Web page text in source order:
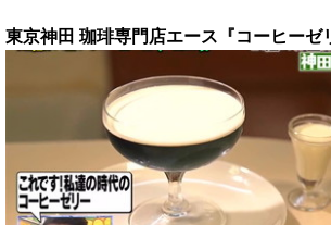
東京神田 珈琲専門店エース『コーヒーゼ